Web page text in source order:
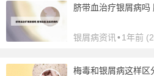
脐带血治疗银屑病吗
银屑病资讯 •1年前
梅毒和银屑病这样区